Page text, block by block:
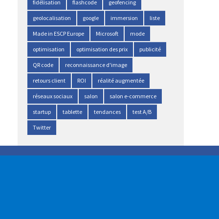
fidélisation flashcode geofencing
geolocalisation google immersion liste
Made in ESCP Europe Microsoft mode
optimisation optimisation des prix publicité
QR code reconnaissance d'image
retours client ROI réalité augmentée
réseaux sociaux salon salon e-commerce
startup tablette tendances test A/B
Twitter